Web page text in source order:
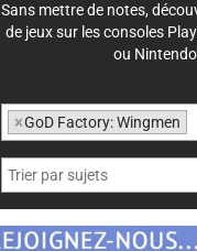
Sans mettre de notes,
de jeux sur les consoles
ou
×GoD Factory: Wingmen